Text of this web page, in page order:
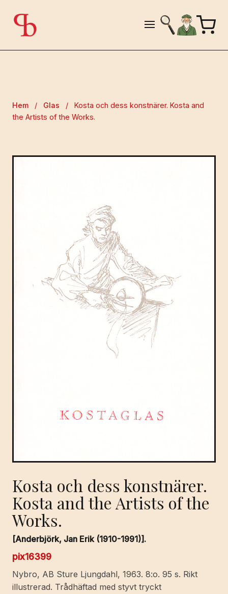
Hem / Glas /
Kosta och dess konstnärer. Kosta and
the Artists of the Works.
Kosta och dess konstnärer.
Kosta and the Artists of the
Works.
[Anderbjörk, Jan Erik (1910-1991)].
pix16399
Nybro, AB Sture Ljungdahl, 1963. 8:o. 95 s. Rikt
illustrerad. Trådhäftad med styvt tryckt